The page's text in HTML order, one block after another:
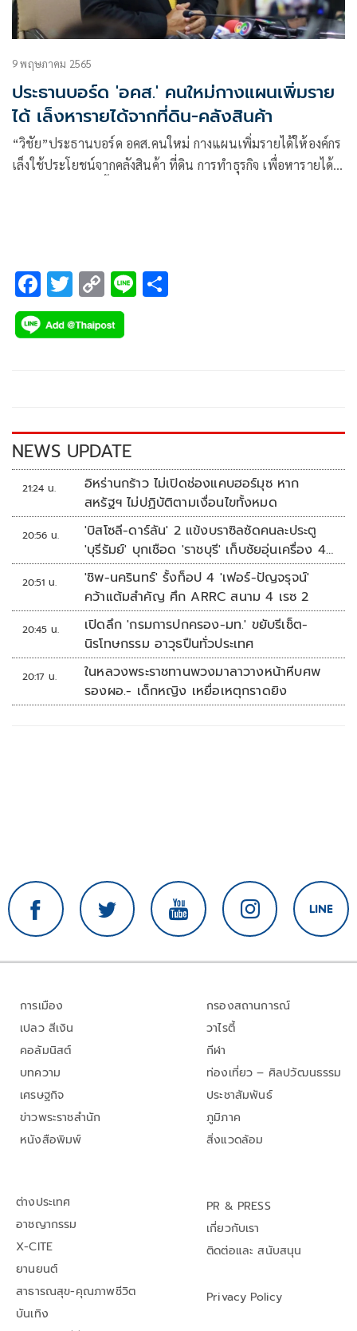
9 พฤษภาคม 2565
ประธานบอร์ด 'อคส.' คนใหม่กางแผนเพิ่มราย
ได้ เล็งหารายได้จากที่ดิน-คลังสินค้า
“วิชัย”ประธานบอร์ด อคส.คนใหม่ กางแผนเพิ่มรายได้ให้องค์กร
เล็งใช้ประโยชน์จากคลังสินค้า ที่ดิน การทำธุรกิจ เพื่อหารายได้
F
ac
e
k
T
wi
tt
C
o
p
k
Li
NEWS UPDATE
21:24 น.
อิหร่านกร้าว ไม่เปิดช่องแคบฮอร์มุซ หาก
สหรัฐฯ ไม่ปฏิบัติตามเงื่อนไขทั้งหมด
20:56 น.
'บิสโซลี-ดาร์ลัน' 2 แข้งบราซิลซัดคนละประตู
'บุรีรัมย์' บุกเชือด 'ราชบุรี' เก็บชัยอุ่นเครื่อง 4
นัดรวด
20:51 น.
'ชิพ-นครินทร์' รั้งท็อป 4 'เฟอร์-ปัญจรุจน์'
คว้าแต้มสำคัญ ศึก ARRC สนาม 4 เรซ 2
20:45 น.
เปิดลึก 'กรมการปกครอง-มท.' ขยับรีเซ็ต-
นิรโทษกรรม อาวุธปืนทั่วประเทศ
20:17 น.
ในหลวงพระราชทานพวงมาลาวางหน้าหีบศพ
รองผอ.- เด็กหญิง เหยื่อเหตุกราดยิง
การเมือง
เปลว สีเงิน
คอลัมนิสต์
บทความ
เศรษฐกิจ
ข่าวพระราชสำนัก
หนังสือพิมพ์
กรองสถานการณ์
วาไรตี้
กีฬา
ท่องเที่ยว – ศิลปวัฒนธรรม
ประชาสัมพันธ์
ภูมิภาค
สิ่งแวดล้อม
ต่างประเทศ
อาชญากรรม
X-CITE
ยานยนต์
สาธารณสุข-คุณภาพชีวิต
บันเทิง
PR & PRESS
เกี่ยวกับเรา
ติดต่อและ สนับสนุน
Privacy Policy